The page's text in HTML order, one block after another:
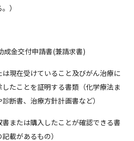
）
成金交付申請書(兼請求書)
現在受けていること及びがん治療に
たことを証明する書類（化学療法ま
断書、治療方針計画書など）
または購入したことが確認できる書
載があるもの）